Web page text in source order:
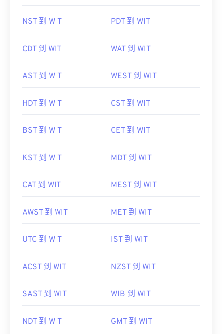
NST 到 WIT PDT 到 WIT
CDT 到 WIT WAT 到 WIT
AST 到 WIT WEST 到 WIT
HDT 到 WIT CST 到 WIT
BST 到 WIT CET 到 WIT
KST 到 WIT MDT 到 WIT
CAT 到 WIT MEST 到 WIT
AWST 到 WIT MET 到 WIT
UTC 到 WIT IST 到 WIT
ACST 到 WIT NZST 到 WIT
SAST 到 WIT WIB 到 WIT
NDT 到 WIT GMT 到 WIT